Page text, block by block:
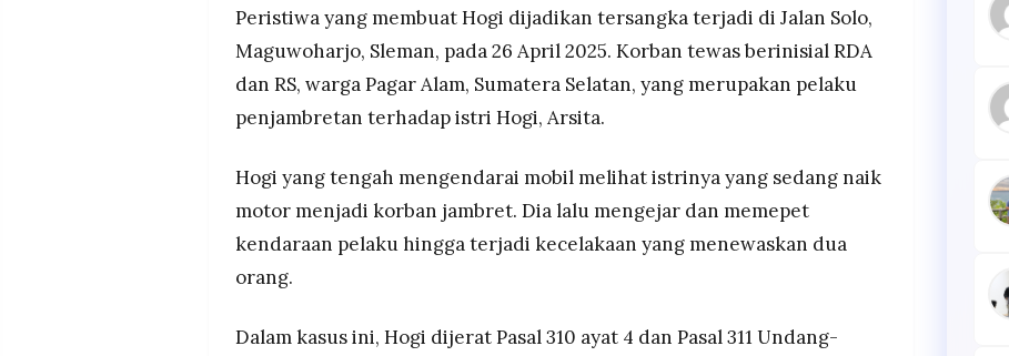
Peristiwa yang membuat Hogi dijadikan tersangka terjadi di Jalan Solo,
Maguwoharjo, Sleman, pada 26 April 2025. Korban tewas berinisial RDA
dan RS, warga Pagar Alam, Sumatera Selatan, yang merupakan pelaku
penjambretan terhadap istri Hogi, Arsita.
Hogi yang tengah mengendarai mobil melihat istrinya yang sedang naik
motor menjadi korban jambret. Dia lalu mengejar dan memepet
kendaraan pelaku hingga terjadi kecelakaan yang menewaskan dua
orang.
Dalam kasus ini, Hogi dijerat Pasal 310 ayat 4 dan Pasal 311 Undang-